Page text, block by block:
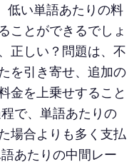
低い単語あたりの料
ことができるでしょ
正しい？問題は、不
を引き寄せ、追加の
金を上乗せすること
で、単語あたりの
場合よりも多く支払
あたりの中間レー